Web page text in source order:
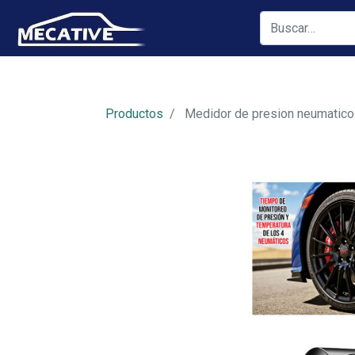
Productos Medidor de presion neumatico